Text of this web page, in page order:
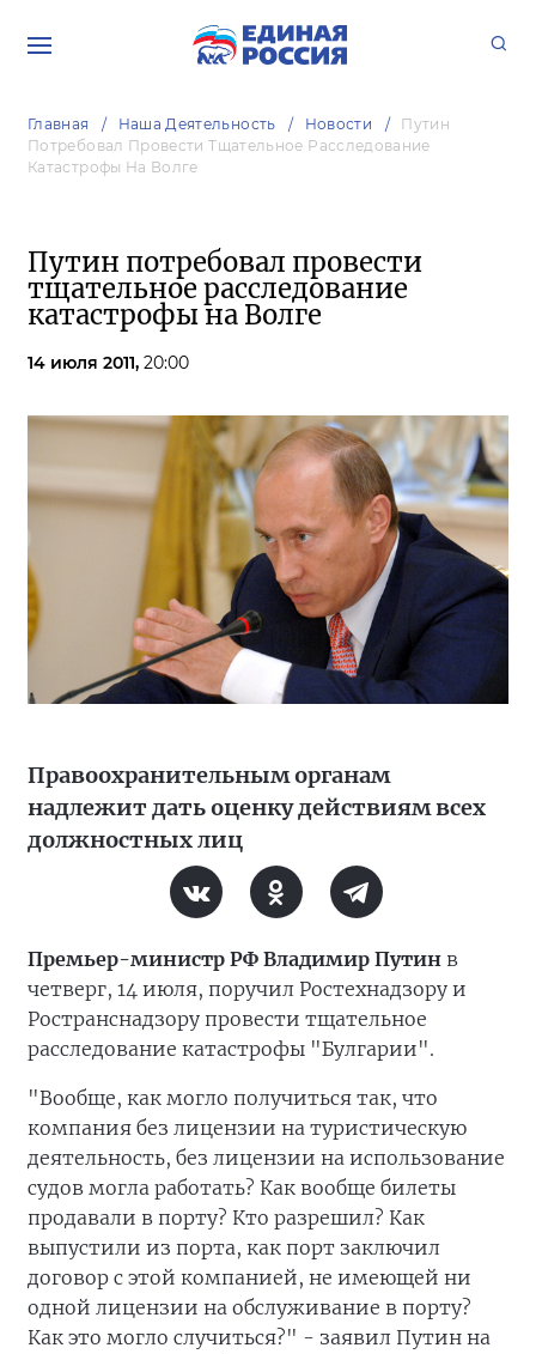
Главная Наша Деятельность Новости
Путин
Потребовал Провести Тщательное Расследование
Катастрофы На Волге
Путин потребовал провести
тщательное расследование
катастрофы на Волге
14 июля 2011, 20:00
Правоохранительным органам
надлежит дать оценку действиям всех
должностных лиц
Премьер-министр РФ Владимир Путин в
четверг, 14 июля, поручил Ростехнадзору и
Ространснадзору провести тщательное
расследование катастрофы "Булгарии".
"Вообще, как могло получиться так, что
компания без лицензии на туристическую
деятельность, без лицензии на использование
судов могла работать? Как вообще билеты
продавали в порту? Кто разрешил? Как
выпустили из порта, как порт заключил
договор с этой компанией, не имеющей ни
одной лицензии на обслуживание в порту?
Как это могло случиться?" - заявил Путин на